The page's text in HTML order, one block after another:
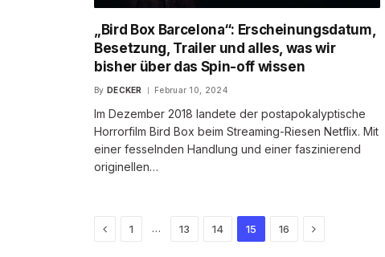
„Bird Box Barcelona“: Erscheinungsdatum,
Besetzung, Trailer und alles, was wir
bisher über das Spin-off wissen
By DECKER Februar 10, 2024
Im Dezember 2018 landete der postapokalyptische
Horrorfilm Bird Box beim Streaming-Riesen Netflix. Mit
einer fesselnden Handlung und einer faszinierend
originellen…
Previous
1 … 13 14 15 16 Next